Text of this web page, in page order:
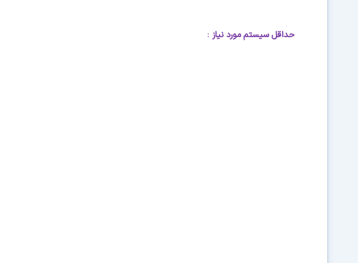
حداقل سیستم مورد نیاز :